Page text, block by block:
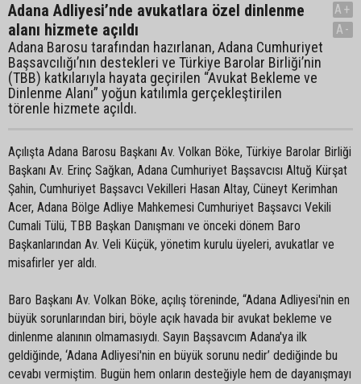
Adana Adliyesi’nde avukatlara özel dinlenme
alanı hizmete açıldı
Adana Barosu tarafından hazırlanan, Adana Cumhuriyet
Başsavcılığı’nın destekleri ve Türkiye Barolar Birliği’nin
(TBB) katkılarıyla hayata geçirilen “Avukat Bekleme ve
Dinlenme Alanı” yoğun katılımla gerçekleştirilen
törenle hizmete açıldı.
A+
A-
Açılışta Adana Barosu Başkanı Av. Volkan Böke, Türkiye Barolar Birliği
Başkanı Av. Erinç Sağkan, Adana Cumhuriyet Başsavcısı Altuğ Kürşat
Şahin, Cumhuriyet Başsavcı Vekilleri Hasan Altay, Cüneyt Kerimhan
Acer, Adana Bölge Adliye Mahkemesi Cumhuriyet Başsavcı Vekili
Cumali Tülü, TBB Başkan Danışmanı ve önceki dönem Baro
Başkanlarından Av. Veli Küçük, yönetim kurulu üyeleri, avukatlar ve
misafirler yer aldı.
Baro Başkanı Av. Volkan Böke, açılış töreninde, “Adana Adliyesi'nin en
büyük sorunlarından biri, böyle açık havada bir avukat bekleme ve
dinlenme alanının olmamasıydı. Sayın Başsavcım Adana'ya ilk
geldiğinde, ‘Adana Adliyesi'nin en büyük sorunu nedir’ dediğinde bu
cevabı vermiştim. Bugün hem onların desteğiyle hem de dayanışmayı